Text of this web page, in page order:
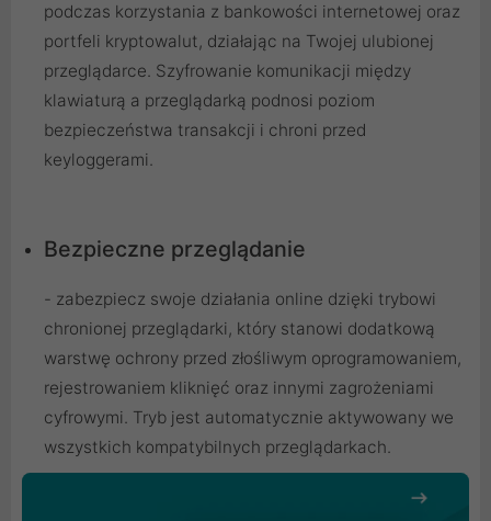
podczas korzystania z bankowości internetowej oraz
portfeli kryptowalut, działając na Twojej ulubionej
przeglądarce. Szyfrowanie komunikacji między
klawiaturą a przeglądarką podnosi poziom
bezpieczeństwa transakcji i chroni przed
keyloggerami.
Bezpieczne przeglądanie
- zabezpiecz swoje działania online dzięki trybowi
chronionej przeglądarki, który stanowi dodatkową
warstwę ochrony przed złośliwym oprogramowaniem,
rejestrowaniem kliknięć oraz innymi zagrożeniami
cyfrowymi. Tryb jest automatycznie aktywowany we
wszystkich kompatybilnych przeglądarkach.